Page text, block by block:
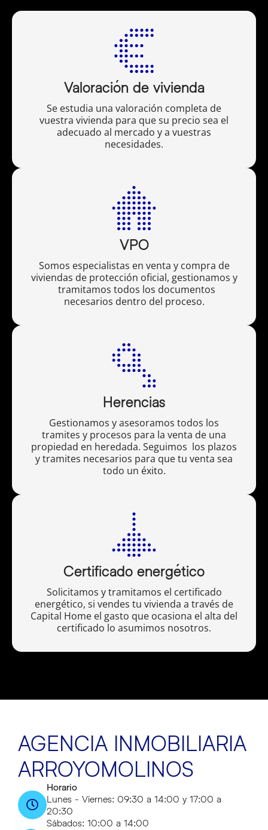
Valoración de vivienda
Se estudia una valoración completa de
vuestra vivienda para que su precio sea el
adecuado al mercado y a vuestras
necesidades.
VPO
Somos especialistas en venta y compra de
viviendas de protección oficial, gestionamos y
tramitamos todos los documentos
necesarios dentro del proceso.
Herencias
Gestionamos y asesoramos todos los
tramites y procesos para la venta de una
propiedad en heredada. Seguimos los plazos
y tramites necesarios para que tu venta sea
todo un éxito.
Certificado energético
Solicitamos y tramitamos el certificado
energético, si vendes tu vivienda a través de
Capital Home el gasto que ocasiona el alta del
certificado lo asumimos nosotros.
AGENCIA INMOBILIARIA
ARROYOMOLINOS
Horario
Lunes - Viernes: 09:30 a 14:00 y 17:00 a
20:30
Sábados: 10:00 a 14:00